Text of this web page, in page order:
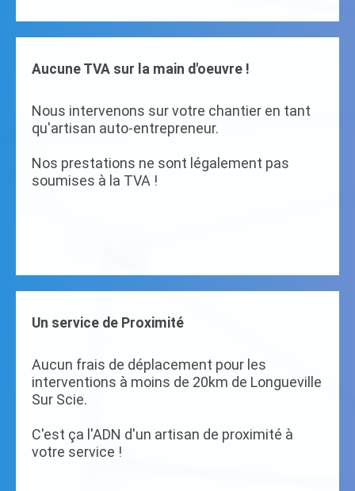
Aucune TVA sur la main d'oeuvre !
Nous intervenons sur votre chantier en tant
qu'artisan auto-entrepreneur.
Nos prestations ne sont légalement pas
soumises à la TVA !
Un service de Proximité
Aucun frais de déplacement pour les
interventions à moins de 20km de Longueville
Sur Scie.
C'est ça l'ADN d'un artisan de proximité à
votre service !